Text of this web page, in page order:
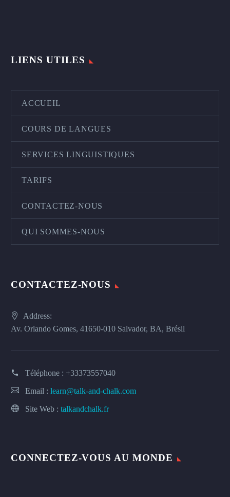
LIENS UTILES
ACCUEIL
COURS DE LANGUES
SERVICES LINGUISTIQUES
TARIFS
CONTACTEZ-NOUS
QUI SOMMES-NOUS
CONTACTEZ-NOUS
Address:
Av. Orlando Gomes, 41650-010 Salvador, BA, Brésil
Téléphone : +33373557040
Email : learn@talk-and-chalk.com
Site Web : talkandchalk.fr
CONNECTEZ-VOUS AU MONDE